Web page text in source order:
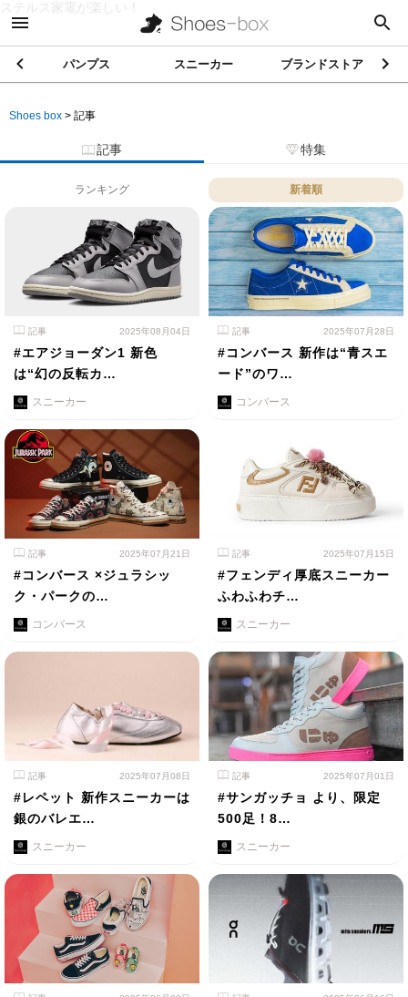
ステルス家電が楽しい！
パンプス スニーカー ブランドストア
Shoes box > 記事
記事 特集
ランキング 新着順
記事 2025年08月04日
#エアジョーダン1 新色
は“幻の反転カ…
スニーカー
記事 2025年07月28日
#コンバース 新作は“青スエ
ード”のワ…
コンバース
記事 2025年07月21日
#コンバース ×ジュラシッ
ク・パークの…
コンバース
記事 2025年07月15日
#フェンディ厚底スニーカー
ふわふわチ…
スニーカー
記事 2025年07月08日
#レペット 新作スニーカーは
銀のバレエ…
スニーカー
記事 2025年07月01日
#サンガッチョ より、限定
500足！8…
スニーカー